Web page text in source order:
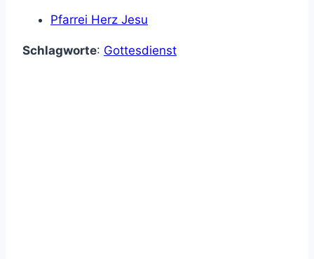
Pfarrei Herz Jesu
Schlagworte: Gottesdienst